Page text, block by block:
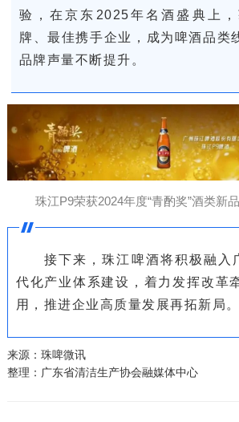
验，在京东2025年名酒盛典上
牌、最佳携手企业，成为啤酒品类
品牌声量不断提升。
珠江P9荣获2024年度“青酌奖”酒类新
接下来，珠江啤酒将积极融入
代化产业体系建设，着力发挥改革
用，推进企业高质量发展再拓新局。
来源：珠啤微讯
整理：广东省清洁生产协会融媒体中心